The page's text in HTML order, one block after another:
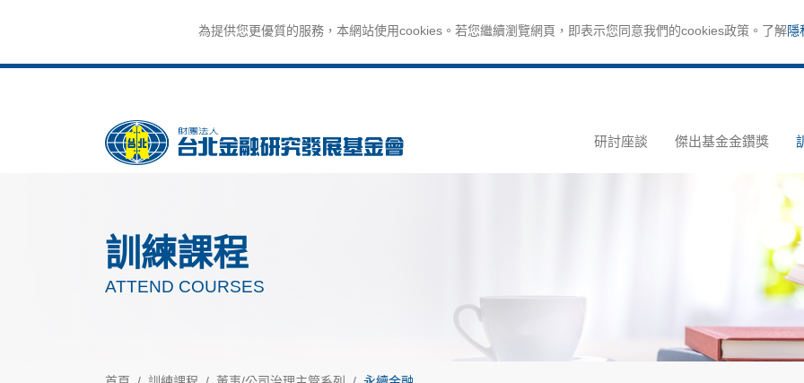
為提供您更優質的服務，本網站使用cookies。若您繼續瀏覽網頁，即表示您同意我們的cookies政策。了解隱
研討座談 傑出基金金鑽獎
訓練課程
ATTEND COURSES